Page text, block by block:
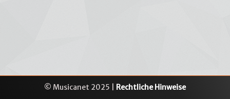
© Musicanet 2025 | Rechtliche Hinweise